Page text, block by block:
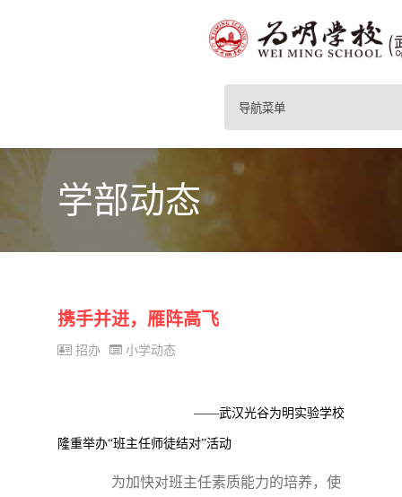
导航菜单
学部动态
携手并进，雁阵高飞
招办 小学动态
——武汉光谷为明实验学校
隆重举办“班主任师徒结对”活动
为加快对班主任素质能力的培养，使